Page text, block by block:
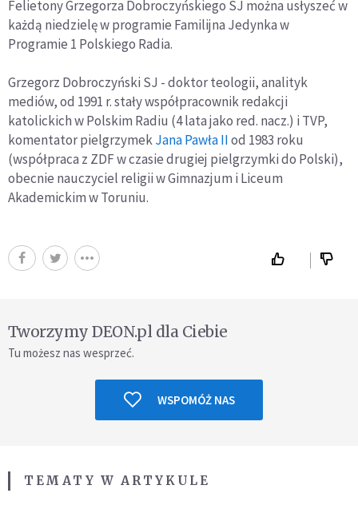
Felietony Grzegorza Dobroczyńskiego SJ można usłyszeć w
każdą niedzielę w programie Familijna Jedynka w
Programie 1 Polskiego Radia.
Grzegorz Dobroczyński SJ - doktor teologii, analityk
mediów, od 1991 r. stały współpracownik redakcji
katolickich w Polskim Radiu (4 lata jako red. nacz.) i TVP,
komentator pielgrzymekJana Pawła IIod 1983 roku
(współpraca z ZDF w czasie drugiej pielgrzymki do Polski),
obecnie nauczyciel religii w Gimnazjum i Liceum
Akademickim w Toruniu.
Tworzymy DEON.pl dla Ciebie
Tu możesz nas wesprzeć.
WSPOMÓŻ NAS
TEMATY W ARTYKULE